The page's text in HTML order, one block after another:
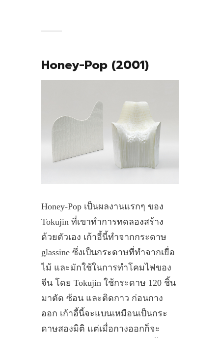
Honey-Pop (2001)
Honey-Pop เป็นผลงานแรกๆ ของ
Tokujin ที่เขาทำการทดลองสร้าง
ด้วยตัวเอง เก้าอี้นี้ทำจากกระดาษ
glassine ซึ่งเป็นกระดาษที่ทำจากเยื่อ
ไม้ และมักใช้ในการทำโคมไฟของ
จีน โดย Tokujin ใช้กระดาษ 120 ชิ้น
มาตัด ซ้อน และติดกาว ก่อนกาง
ออก เก้าอี้นี้จะแบนเหมือนเป็นกระ
ดาษสองมิติ แต่เมื่อกางออกก็จะ